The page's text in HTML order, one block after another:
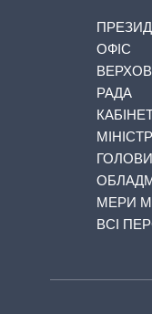
ОФІС
РАДА
ГОЛОВИ
МЕРИ
ВСІ